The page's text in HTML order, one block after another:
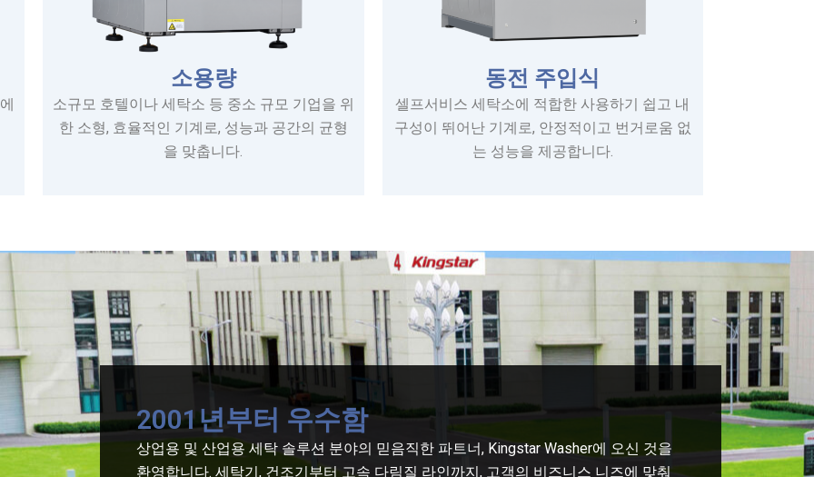
소용량
소규모 호텔이나 세탁소 등 중소 규모 기업을 위
한 소형, 효율적인 기계로, 성능과 공간의 균형
을 맞춥니다.
동전 주입식
셀프서비스 세탁소에 적합한 사용하기 쉽고 내
구성이 뛰어난 기계로, 안정적이고 번거로움 없
는 성능을 제공합니다.
2001년부터 우수함
상업용 및 산업용 세탁 솔루션 분야의 믿음직한 파트너, Kingstar Washer에 오신 것을
환영합니다. 세탁기, 건조기부터 고속 다림질 라인까지, 고객의 비즈니스 니즈에 맞춰